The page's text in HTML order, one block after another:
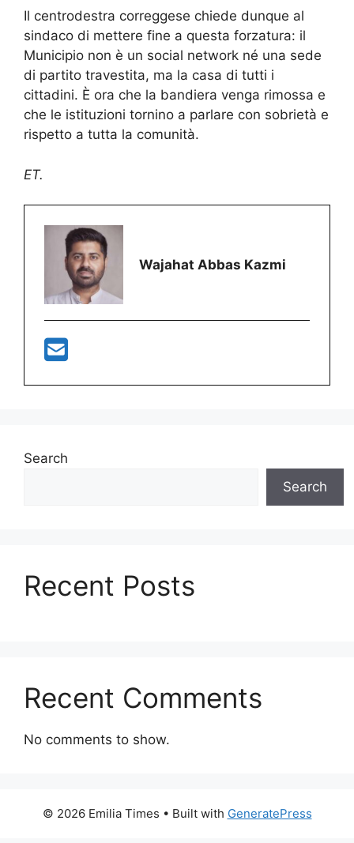
Il centrodestra correggese chiede dunque al
sindaco di mettere fine a questa forzatura: il
Municipio non è un social network né una sede
di partito travestita, ma la casa di tutti i
cittadini. È ora che la bandiera venga rimossa e
che le istituzioni tornino a parlare con sobrietà e
rispetto a tutta la comunità.
ET.
Wajahat Abbas Kazmi
Search
Search
Recent Posts
Recent Comments
No comments to show.
© 2026 Emilia Times • Built with GeneratePress